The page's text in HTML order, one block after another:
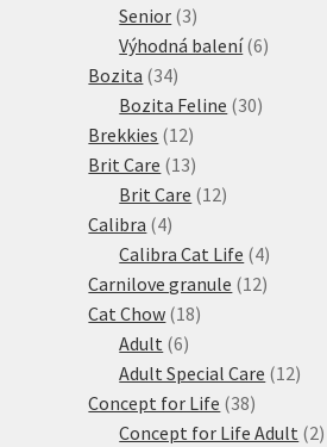
produkty
Senior 33
produkty
Výhodná balení 66
Bozita 3434
produktů
Bozita Feline 3030
Brekkies 1212
produktů
Brit Care 1313
produktů
Brit Care 1212
Calibra 44
produkty
Calibra Cat Life 44
produkty
Carnilove granule 1212
Cat Chow 1818
Adult 66
produktů
Adult Special Care 1212
Concept for Life 3838
produktů
Concept for Life Adult 22